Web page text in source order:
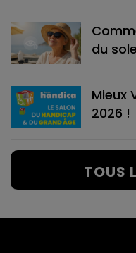
du
Mieux
2026 !
TOUS